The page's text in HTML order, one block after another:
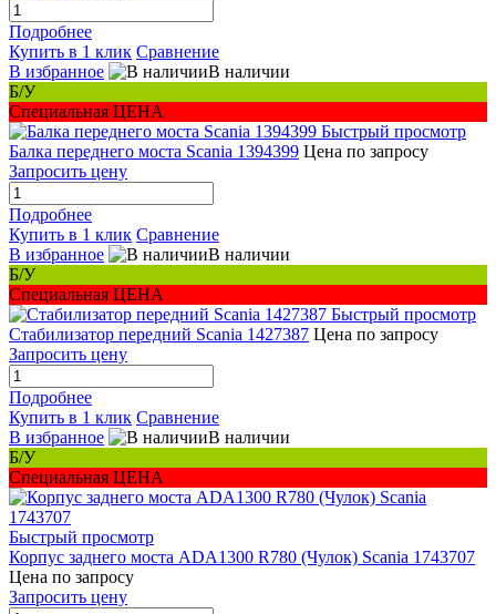
Подробнее
Купить в 1 клик Сравнение
В избранное
В наличии
Б/У
Специальная ЦЕНА
Быстрый просмотр
Балка переднего моста Scania 1394399 Цена по запросу
Запросить цену
Подробнее
Купить в 1 клик Сравнение
В избранное
В наличии
Б/У
Специальная ЦЕНА
Быстрый просмотр
Стабилизатор передний Scania 1427387 Цена по запросу
Запросить цену
Подробнее
Купить в 1 клик Сравнение
В избранное
В наличии
Б/У
Специальная ЦЕНА
Быстрый просмотр
Корпус заднего моста ADA1300 R780 (Чулок) Scania 1743707
Цена по запросу
Запросить цену